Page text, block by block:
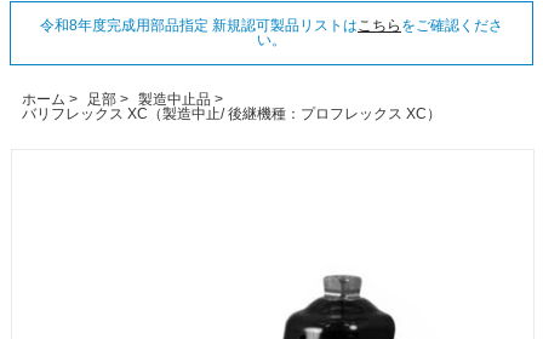
令和8年度完成用部品指定 新規認可製品リストはこちら をご確認くださ
い。
ホーム > 足部 > 製造中止品 >
バリフレックス XC（製造中止/ 後継機種：プロフレックス XC）